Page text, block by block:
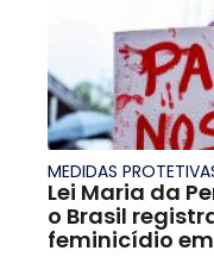
MEDIDAS
Lei Maria da
o Brasil
feminicídio